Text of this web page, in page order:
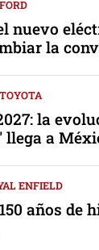
FORD
nuevo
la
TOYOTA
la
a
ENFIELD
años de